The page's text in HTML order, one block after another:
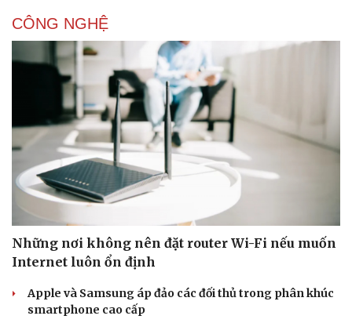
CÔNG NGHỆ
Những nơi không nên đặt router Wi-Fi nếu muốn
Internet luôn ổn định
Apple và Samsung áp đảo các đối thủ trong phân khúc
smartphone cao cấp